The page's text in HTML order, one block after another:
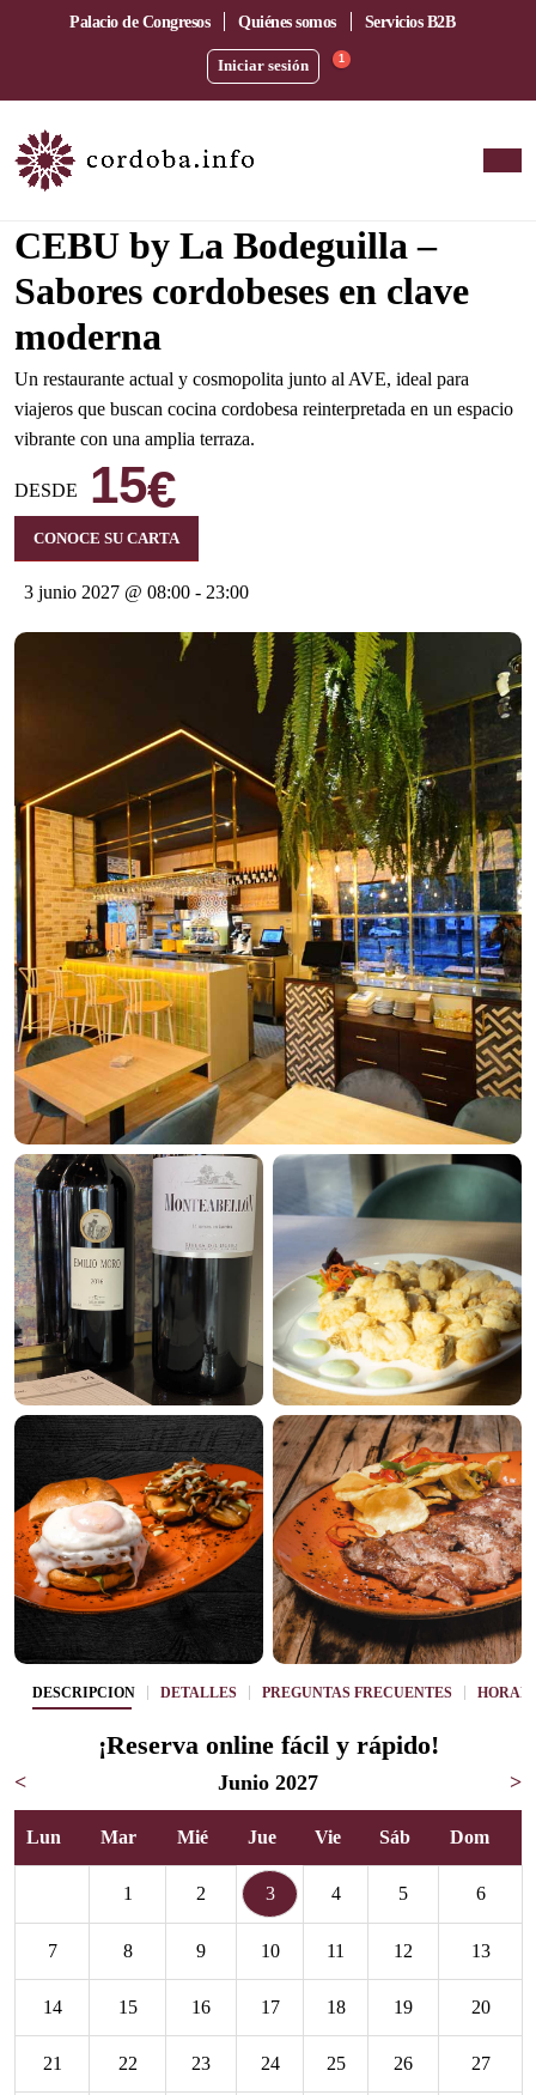
Palacio de Congresos Quiénes somos Servicios B2B
Iniciar sesión 1
CEBU by La Bodeguilla –
Sabores cordobeses en clave
moderna
Un restaurante actual y cosmopolita junto al AVE, ideal para
viajeros que buscan cocina cordobesa reinterpretada en un espacio
vibrante con una amplia terraza.
DESDE 15€
CONOCE SU CARTA
3 junio 2027 @ 08:00 - 23:00
DESCRIPCIÓN DETALLES PREGUNTAS FRECUENTES
¡Reserva online fácil y rápido!
< Junio 2027 >
Lun Mar Mié Jue Vie Sáb Dom
1 2 3 4 5 6
7 8 9 10 11 12 13
14 15 16 17 18 19 20
21 22 23 24 25 26 27